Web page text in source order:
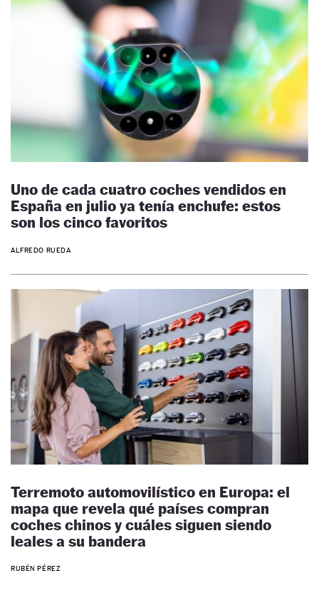
Uno de cada cuatro coches vendidos en
España en julio ya tenía enchufe: estos
son los cinco favoritos
ALFREDO RUEDA
Terremoto automovilístico en Europa: el
mapa que revela qué países compran
coches chinos y cuáles siguen siendo
leales a su bandera
RUBÉN PÉREZ